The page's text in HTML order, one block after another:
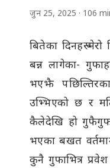
जुन 25, 2025 · 106
बितेका दिनहरू
बन्न लागेका-
भएझै
उभ्भिएको छ र
कैलेदेखि हो
भएका बखत
कुनै गुफाभित्र